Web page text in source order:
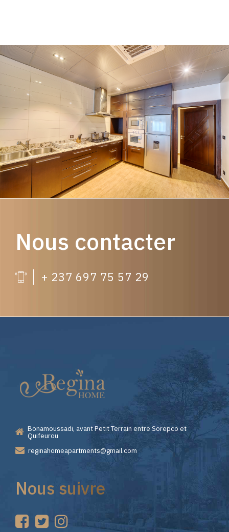
Nous contacter
+ 237 697 75 57 29
Casino
—
Premiers
Pas
sur
Bonamoussadi, avant Petit Terrain entre Sorepco et
Quifeurou
reginahomeapartments@gmail.com
Nous suivre